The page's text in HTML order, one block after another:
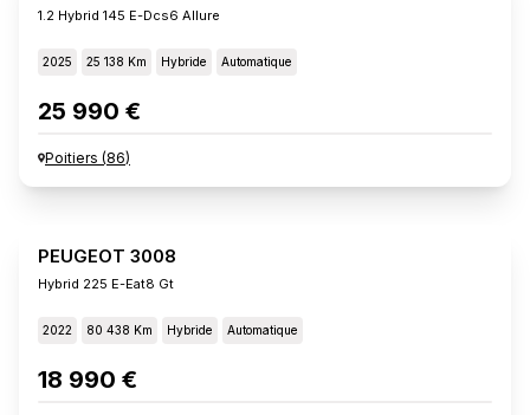
1.2 Hybrid 145 E-Dcs6 Allure
2025 25 138 Km Hybride Automatique
25 990 €
Poitiers (86)
PEUGEOT 3008
Hybrid 225 E-Eat8 Gt
2022 80 438 Km Hybride Automatique
18 990 €